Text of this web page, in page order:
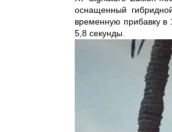
оснащенный
временную прибавку в
5,8 секунды.